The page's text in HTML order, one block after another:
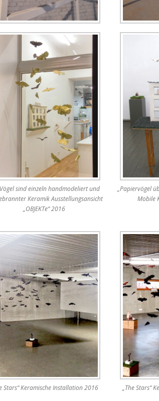
sind einzeln handmodeliert und
Keramik Ausstellungsansicht
„OBJEKTe“ 2016
„Papiervögel
Mobile
Stars“ Keramische Installation 2016 „The Stars“